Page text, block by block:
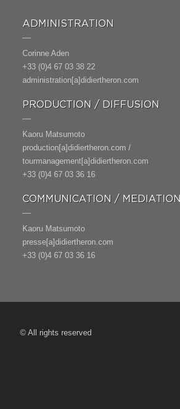
ADMINISTRATION
Corinne Aden
+33 (0)4 67 03 38 22
administration[a]didiertheron.com
PRODUCTION / DIFFUSION
Kaoru Matsumoto
production[a]didiertheron.com /
tourmanagement[a]didiertheron.com
+33 (0)4 67 03 36 16
COMMUNICATION / MEDIATION
Kaoru Matsumoto
presse[a]didiertheron.com
+33 (0)4 67 03 36 16
© All rights reserved